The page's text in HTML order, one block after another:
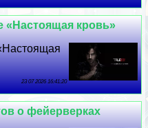
«Настоящая кровь»
23 07 2026 16:41:20
о фейерверках